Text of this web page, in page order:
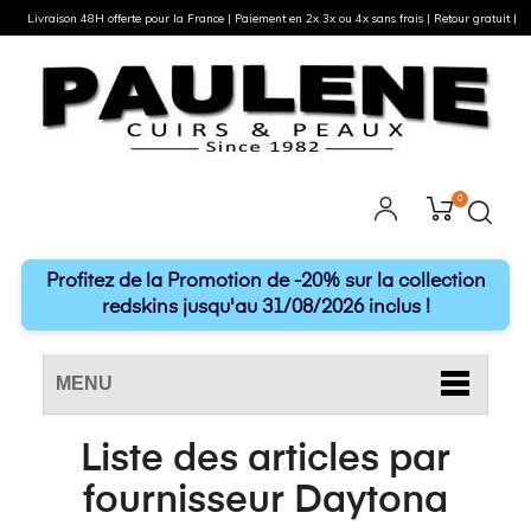
0
Profitez de la Promotion de -20% sur la collection
redskins jusqu'au 31/08/2026 inclus !
MENU
Liste des articles par
fournisseur Daytona
Livraison 48H offerte pour la France | Paiement en 2x 3x ou 4x sans frais | Retour gratuit |